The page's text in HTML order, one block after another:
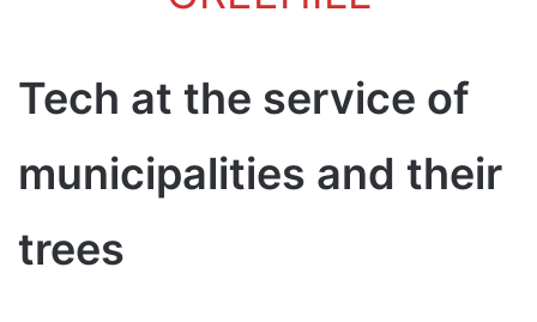
Tech at the service of
municipalities and their
trees